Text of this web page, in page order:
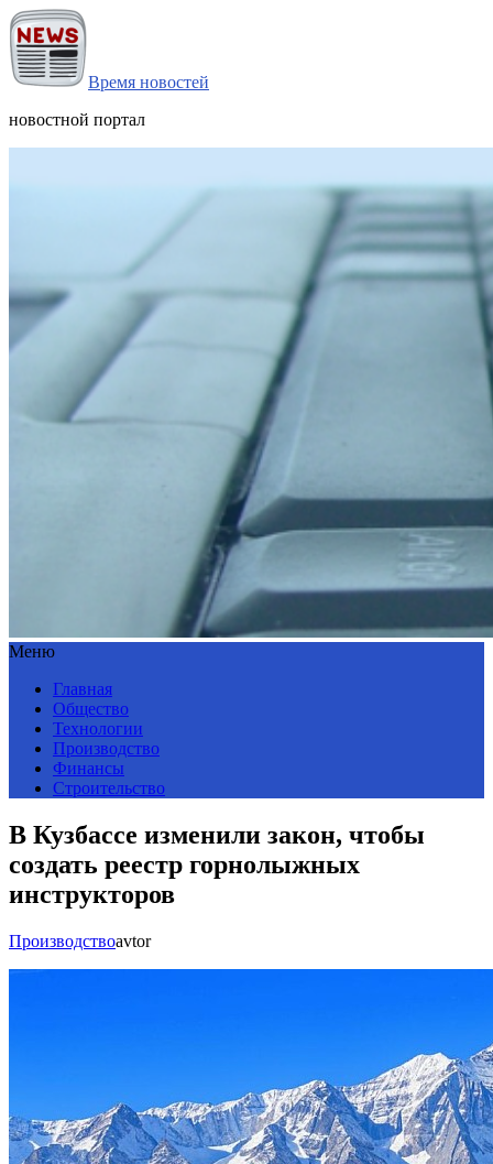
Время новостей
новостной портал
Меню
Главная
Общество
Технологии
Производство
Финансы
Строительство
В Кузбассе изменили закон, чтобы
создать реестр горнолыжных
инструкторов
Производствоavtor